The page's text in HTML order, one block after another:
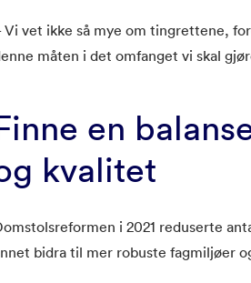
Vi vet ikke så mye om tingrettene,
måten i det omfanget vi skal
en
kvalitet
i 2021 reduserte
bidra til mer robuste fagmiljøer